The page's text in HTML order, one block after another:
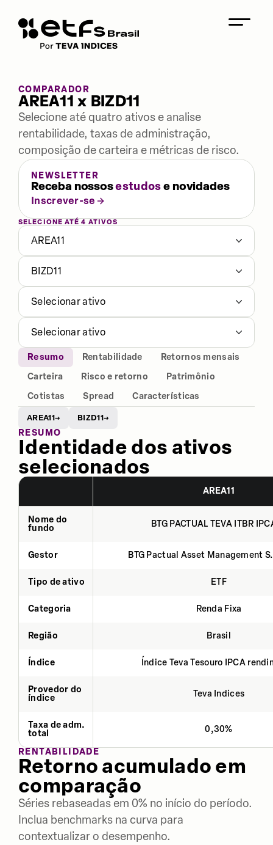
COMPARADOR
AREA11 x BIZD11
Selecione até quatro ativos e analise
rentabilidade, taxas de administração,
composição de carteira e métricas de risco.
NEWSLETTER
Receba nossosestudose novidades
Inscrever-se
SELECIONE ATÉ 4 ATIVOS
AREA11
BIZD11
Selecionar ativo
Selecionar ativo
Resumo Rentabilidade
Retornos mensais
Carteira
Risco e retorno
Patrimônio
Cotistas
Spread Características
AREA11→ BIZD11→
RESUMO
Identidade dos ativos
selecionados
AREA11
Nome do
fundo
BTG PACTUAL TEVA ITBR
Gestor BTG Pactual Asset Management
Tipo de ativo ETF
Categoria Renda Fixa
Região Brasil
Índice Índice Teva Tesouro IPCA
Provedor do
índice
Teva Indices
Taxa de adm.
total
0,30%
RENTABILIDADE
Retorno acumulado em
comparação
Séries rebaseadas em 0% no início do período.
Inclua benchmarks na curva para
contextualizar o desempenho.